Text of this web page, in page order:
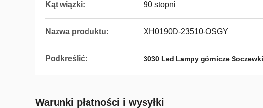
Kąt wiązki: 90 stopni
Nazwa produktu: XH0190D-23510-OSGY
Podkreślić: 3030 Led Lampy górnicze Soczewki
Warunki płatności i wysyłki